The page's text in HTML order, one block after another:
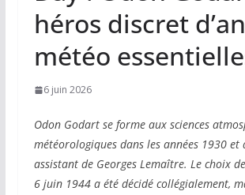
héros discret
météo
6 juin 2026
Odon Godart se forme aux sciences
météorologiques dans les années 1930 et
assistant de Georges Lemaître. Le choix
6 juin 1944 a été décidé collégialement,